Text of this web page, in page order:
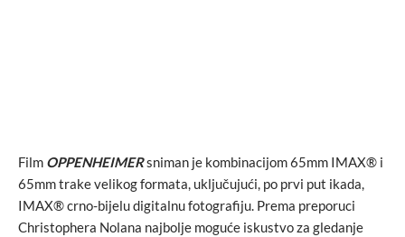
Film OPPENHEIMERsniman je kombinacijom 65mm IMAX® i
65mm trake velikog formata, uključujući, po prvi put ikada,
IMAX® crno-bijelu digitalnu fotografiju. Prema preporuci
Christophera Nolana najbolje moguće iskustvo za gledanje